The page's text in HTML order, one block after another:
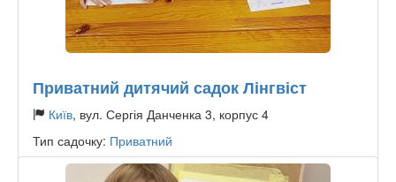
Приватний дитячий садок Лінгвіст
Київ, вул. Сергія Данченка 3, корпус 4
Тип садочку: Приватний